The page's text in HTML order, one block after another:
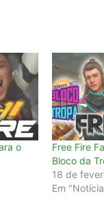
o
Free Fire
Bloco da
18 de
Em